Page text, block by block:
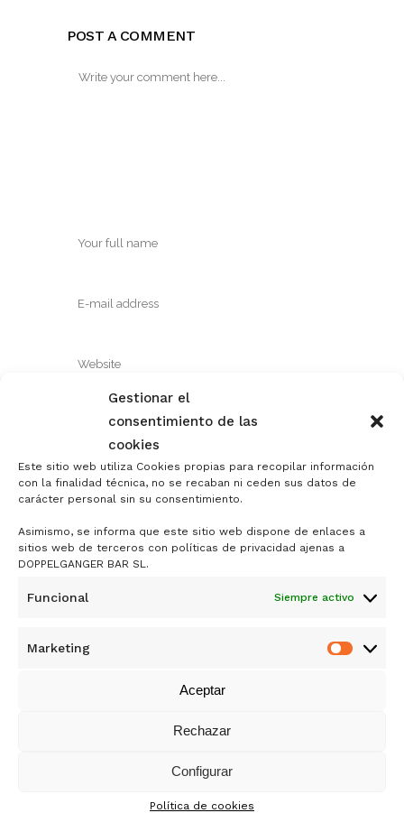
Gestionar el
consentimiento de las
cookies
Este sitio web utiliza Cookies propias para recopilar información
con la finalidad técnica, no se recaban ni ceden sus datos de
carácter personal sin su consentimiento.
Asimismo, se informa que este sitio web dispone de enlaces a
sitios web de terceros con políticas de privacidad ajenas a
DOPPELGANGER BAR SL.
Funcional Siempre activo
Marketing
Aceptar
Rechazar
Configurar
Política de cookies
POST A COMMENT
Save my name, email, and website in this
browser for the next time I comment.
DOPPELGÄNGER